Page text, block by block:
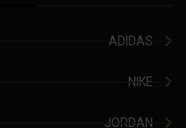
ADIDAS
NIKE
JORDAN